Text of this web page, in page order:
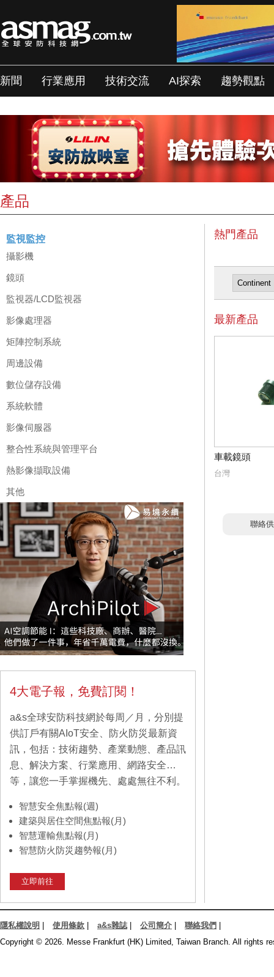
新聞 行業應用 技術交流 AI探索 趨勢觀點
產品
監視監控
攝影機
鏡頭
監視器/LCD監視器
影像處理器
矩陣控制系統
周邊設備
數位儲存設備
系統軟體
影像伺服器
整合性系統與管理平台
熱影像擷取設備
其他
4大電子報，免費訂閱！
a&s全球安防科技網於每周／月，分別提
供訂戶有關AIoT安全、防火防災最新資
訊，包括：技術趨勢、產業動態、產品訊
息、解決方案、行業應用、網路安全…
等，讓您一手掌握機先、處處無往不利。
智慧安全焦點報(週)
建築與居住空間焦點報(月)
智慧運輸焦點報(月)
智慧防火防災趨勢報(月)
立即前往
熱門產品
最新產品
車載鏡頭
台灣
聯絡
隱私權說明 使用條款 a&s雜誌| 公司簡介 聯絡我們
Copyright © 2026. Messe Frankfurt (HK) Limited, Taiwan Branch. All rights